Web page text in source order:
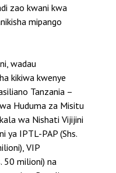
zao kwani kwa
mipango
wadau
kikiwa kwenye
Tanzania –
Huduma za Misitu
wa Nishati Vijijini
ya IPTL-PAP (Shs.
VIP
50 milioni) na